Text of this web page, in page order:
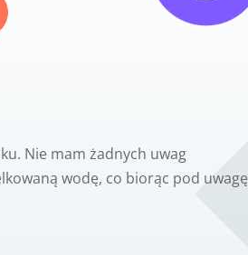
Nie mam żadnych uwag
wodę, co biorąc pod uwagę